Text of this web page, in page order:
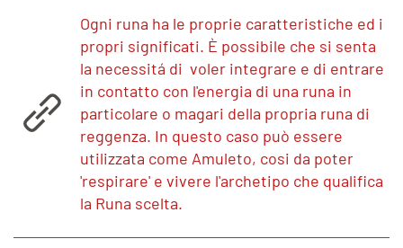
Ogni runa ha le proprie caratteristiche ed i
propri significati. È possibile che si senta
la necessitá di voler integrare e di entrare
in contatto con l'energia di una runa in
particolare o magari della propria runa di
reggenza. In questo caso può essere
utilizzata come Amuleto, cosi da poter
'respirare' e vivere l'archetipo che qualifica
la Runa scelta.